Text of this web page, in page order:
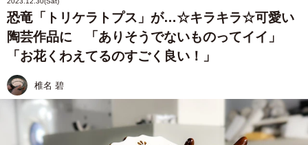
恐竜「トリケラトプス」が…☆キラキラ☆可愛い
陶芸作品に 「ありそうでないものってイイ」
「お花くわえてるのすごく良い！」
椎名 碧